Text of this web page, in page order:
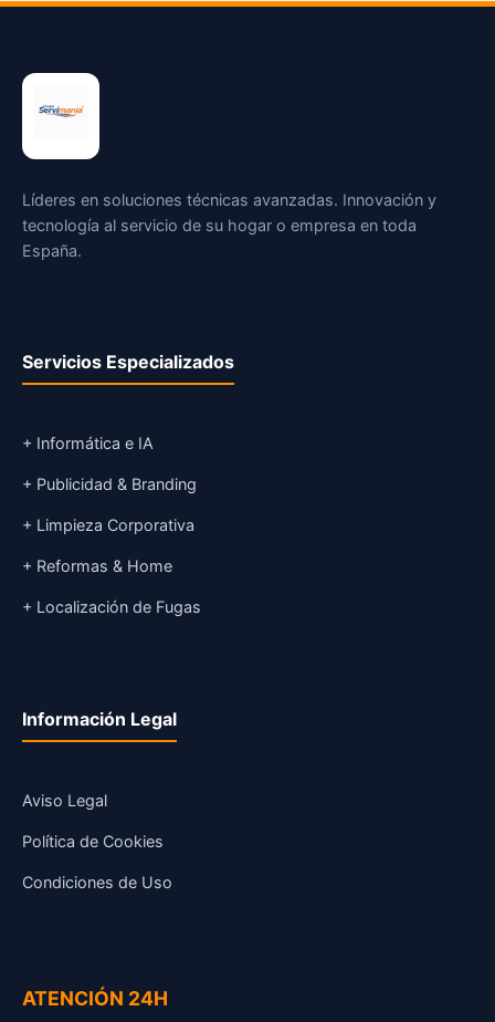
Líderes en soluciones técnicas avanzadas. Innovación y
tecnología al servicio de su hogar o empresa en toda
España.
Servicios Especializados
+ Informática e IA
+ Publicidad & Branding
+ Limpieza Corporativa
+ Reformas & Home
+ Localización de Fugas
Información Legal
Aviso Legal
Política de Cookies
Condiciones de Uso
ATENCIÓN 24H